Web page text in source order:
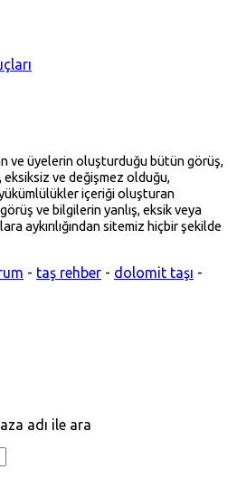
ve üyelerin oluşturduğu bütün görüş,
ve değişmez olduğu,
içeriği oluşturan
ve bilgilerin yanlış, eksik veya
aykırılığından sitemiz hiçbir şekilde
- taş rehber - dolomit taşı -
adı ile ara